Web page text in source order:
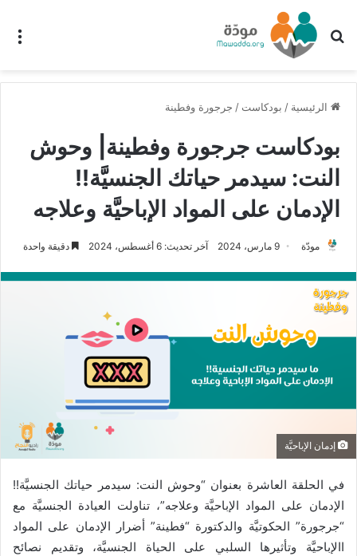
بحث عن
الرئيسية / بودكاست / جرجورة وفطينة
بودكاست جرجورة وفطينة| وحوش
النت: سيدمر حياتك الجنسيَّة!!
الإدمان على المواد الإباحيَّة وعلاجه
مودّة 9 مارس، 2024 آخر تحديث: 6 أغسطس، 2024 دقيقة واحدة
إدمان الإباحيَّة
في الحلقة العاشرة بعنوان “وحوش النت: سيدمر حياتك الجنسيَّة!!
الإدمان على المواد الإباحيَّة وعلاجه”، تناولت العيادة الجنسيَّة مع
“جرجورة” الحكوتيَّة والدكتورة “فطينة” أضرار الإدمان على المواد
االإباحيَّة وتأثيرها السلبي على الحياة الجنسيَّة، وتقديم نصائح